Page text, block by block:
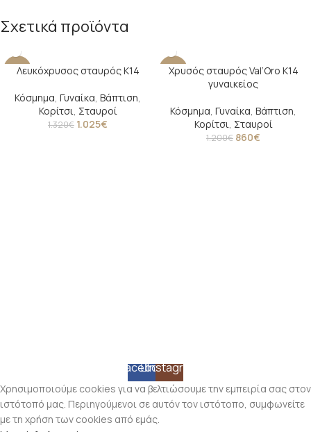
Σχετικά προϊόντα
-22%
Λευκόχρυσος σταυρός Κ14
Κόσμημα, Γυναίκα, Βάπτιση,
Κορίτσι, Σταυροί
1.320€ 1.025€
-28%
Χρυσός σταυρός Val’Oro Κ14
γυναικείος
Κόσμημα, Γυναίκα, Βάπτιση,
Κορίτσι, Σταυροί
1.200€ 860€
Facebook
Instagram
Χρησιμοποιούμε cookies για να βελτιώσουμε την εμπειρία σας στον
ιστότοπό μας. Περιηγούμενοι σε αυτόν τον ιστότοπο, συμφωνείτε
με τη χρήση των cookies από εμάς.